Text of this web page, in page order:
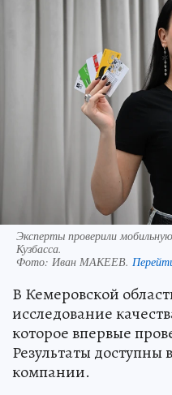
Эксперты проверили
Кузбасса.
Фото: Иван МАКЕЕВ.
В Кемеровской
исследование
которое впервые
Результаты
компании.